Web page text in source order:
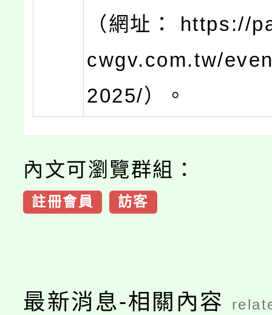
（網址： https://
cwgv.com.tw/
2025/）。
內文可瀏覽群組：
註冊會員 訪客
最新消息-相關內容